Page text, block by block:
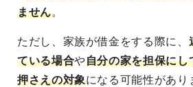
ません。
ただし、家族が借金をする際に、
ている場合や自分の家を担保にし
押さえの対象になる可能性があり